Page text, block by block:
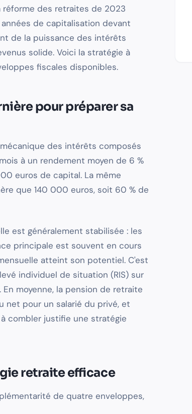
réforme des retraites de 2023
de capitalisation devant
de la puissance des intérêts
solide. Voici la stratégie à
fiscales disponibles.
pour préparer sa
des intérêts composés
à un rendement moyen de 6 %
euros de capital. La même
que 140 000 euros, soit 60 % de
est généralement stabilisée : les
principale est souvent en cours
atteint son potentiel. C'est
individuel de situation (RIS) sur
moyenne, la pension de retraite
net pour un salarié du privé, et
combler justifie une stratégie
retraite efficace
de quatre enveloppes,